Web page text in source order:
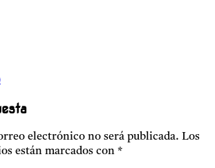
electrónico no será publicada. Los
están marcados con *